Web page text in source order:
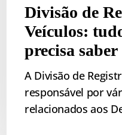
Divisão de
Veículos:
precisa saber
A Divisão de
responsável por
relacionados aos